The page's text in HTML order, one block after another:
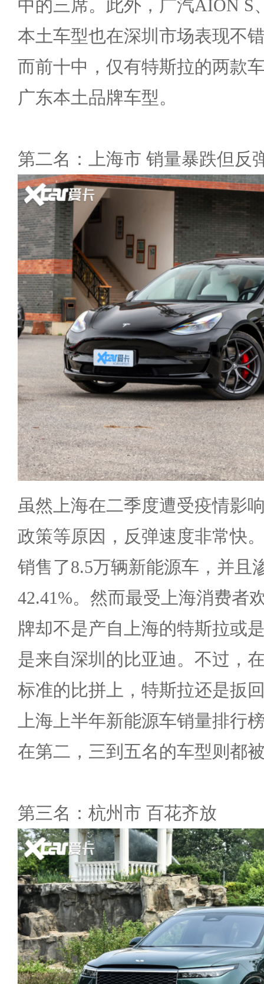
中的三席。此外，广汽AION S
本土车型也在深圳市场表现不
而前十中，仅有特斯拉的两款
广东本土品牌车型。
第二名：上海市 销量暴跌但反
虽然上海在二季度遭受疫情影
政策等原因，反弹速度非常快
销售了8.5万辆新能源车，并且
42.41%。然而最受上海消费者
牌却不是产自上海的特斯拉或
是来自深圳的比亚迪。不过，
标准的比拼上，特斯拉还是扳
上海上半年新能源车销量排行
在第二，三到五名的车型则都
第三名：杭州市 百花齐放